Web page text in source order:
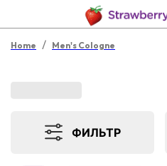
Home / Men's Cologne
ФИЛЬТР